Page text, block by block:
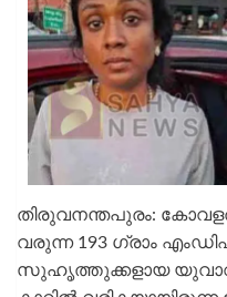
തിരുവനന്തപുരം:
വരുന്ന 193 ഗ്രാം
സുഹൃത്തുക്കളായ